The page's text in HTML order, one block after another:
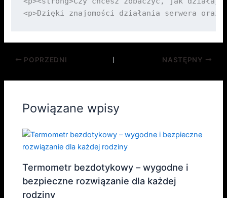
POPRZEDNI NASTĘPNY
Powiązane wpisy
Termometr bezdotykowy – wygodne i
bezpieczne rozwiązanie dla każdej
rodziny